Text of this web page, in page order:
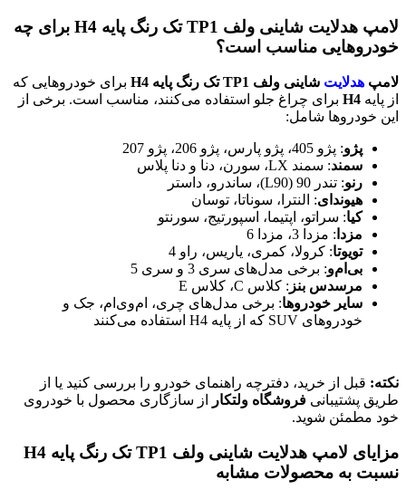
لامپ هدلایت شاینی ولف TP1 تک رنگ پایه H4 برای چه
خودروهایی مناسب است؟
لامپ هدلایت شاینی ولف TP1 تک رنگ پایه H4
برای خودروهایی که
از پایه H4 برای چراغ جلو استفاده می‌کنند، مناسب است. برخی از
این خودروها شامل:
پژو: پژو 405، پژو پارس، پژو 206، پژو 207
سمند: سمند LX، سورن، دنا و دنا پلاس
رنو: تندر 90 (L90)، ساندرو، داستر
هیوندای: النترا، سوناتا، توسان
کیا: سراتو، اپتیما، اسپورتیج، سورنتو
مزدا : مزدا 3، مزدا 6
تویوتا: کرولا، کمری، یاریس، راو 4
بی‌ام‌و: برخی مدل‌های سری 3 و سری 5
مرسدس بنز : کلاس C، کلاس E
سایر خودروها: برخی مدل‌های چری، ام‌وی‌ام، جک و
خودروهای SUV که از پایه H4 استفاده می‌کنند
نکته: قبل از خرید، دفترچه راهنمای خودرو را بررسی کنید یا از
طریق پشتیبانی فروشگاه ولتکار
از سازگاری محصول با خودروی
خود مطمئن شوید.
مزایای لامپ هدلایت شاینی ولف TP1 تک رنگ پایه H4
نسبت به محصولات مشابه